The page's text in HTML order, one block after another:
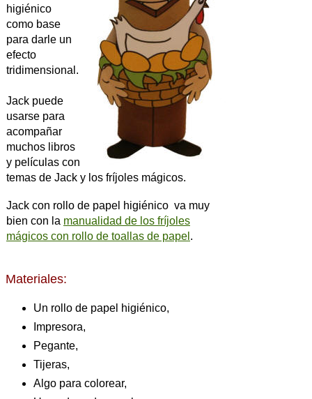
higiénico
como base
para darle un
efecto
tridimensional.
Jack puede
usarse para
acompañar
muchos libros
y películas con
temas de Jack y los fríjoles mágicos.
Jack con rollo de papel higiénico va muy
bien con la manualidad de los fríjoles
mágicos con rollo de toallas de papel .
Materiales:
Un rollo de papel higiénico,
Impresora,
Pegante,
Tijeras,
Algo para colorear,